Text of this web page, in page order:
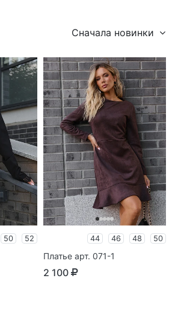
Сначала новинки
50 52 44 46 48 50
Платье арт. 071-1
2 100